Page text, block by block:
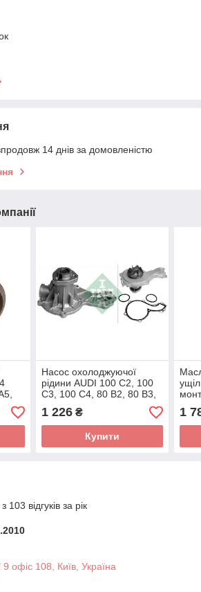
14 днів за домовленістю
Насос охолоджуючої
рідини AUDI 100 C2, 100
C3, 100 C4, 80 B2, 80 B3,
80 B4, 90 B3, A4 B5, A6
C4, A6 C5,
1 226₴
Купити
B5,
TT
1
відгуків за рік
9 офіс 108, Київ, Україна